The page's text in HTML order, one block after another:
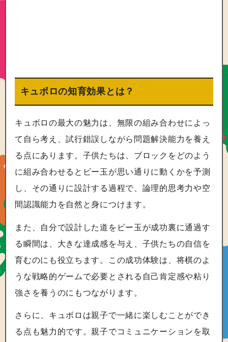
キュボロの知育効果とは？
キュボロの最大の魅力は、無限の組み合わせによっ
て自ら考え、試行錯誤しながら問題解決能力を養え
る点にあります。子供たちは、ブロックをどのよう
に組み合わせるとビー玉が思い通りに動くかを予測
し、その通りに設計する過程で、論理的思考力や空
間認識能力を自然と身につけます。
また、自分で設計した道をビー玉が成功裏に通過す
る瞬間は、大きな達成感を与え、子供たちの自信を
育むのにも役立ちます。この成功体験は、将棋のよ
うな戦略的ゲームで必要とされる自己肯定感や粘り
強さを養うのにもつながります。
さらに、キュボロは親子で一緒に楽しむことができ
る点も魅力的です。親子でコミュニケーションを取